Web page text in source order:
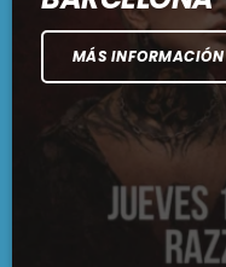
BARCELONA
MALLORCA
PODCASTS
TIENDA
EN VIVO AHORA!
MÁS INFORMACIÓN